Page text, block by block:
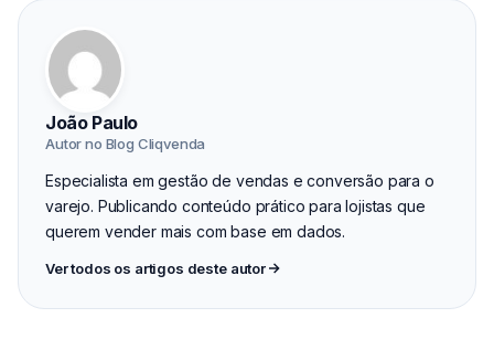
João Paulo
Autor no Blog Cliqvenda
Especialista em gestão de vendas e conversão para o
varejo. Publicando conteúdo prático para lojistas que
querem vender mais com base em dados.
Ver todos os artigos deste autor